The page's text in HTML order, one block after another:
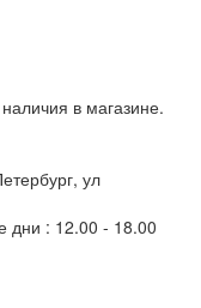
в магазине.
ул
дни : 12.00 - 18.00